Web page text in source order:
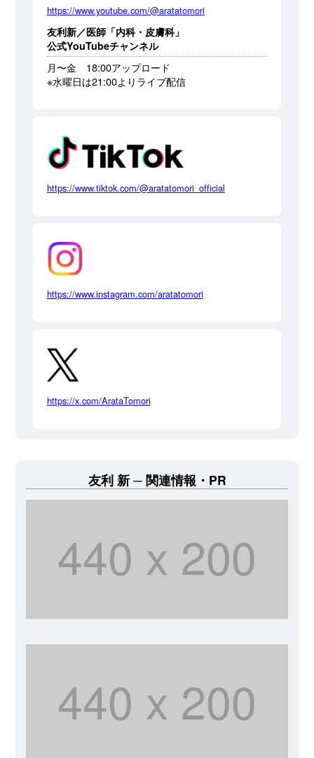
https://www.youtube.com/@aratatomori
友利新／医師「内科・皮膚科」
公式YouTubeチャンネル
月〜金 18:00アップロード
※水曜日は21:00よりライブ配信
https://www.tiktok.com/@aratatomori_official
https://www.instagram.com/aratatomori
https://x.com/ArataTomori
友利 新 関連情報・PR